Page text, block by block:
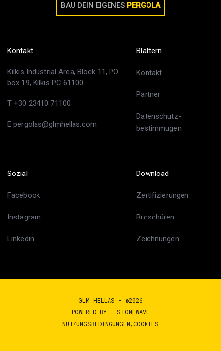
BAU DEIN EIGENES PERGOLA
Kontakt
Kilkis Industrial Area, Block 11, PO
box 19, Kilkis PC 61100
T +30 23410 71100
E pergolas@glmhellas.com
Blättern
Kontakt
Partner
Datenschutz-
bestimmugen
Sozial
Facebook
Instagram
Linkedin
Download
Zertifizierungen
Broschüren
Zeichnungen
GLM HELLAS - ©2026
POWERED BY - STONEWAVE
NUTZUNGSBEDINGUNGEN COOKIES